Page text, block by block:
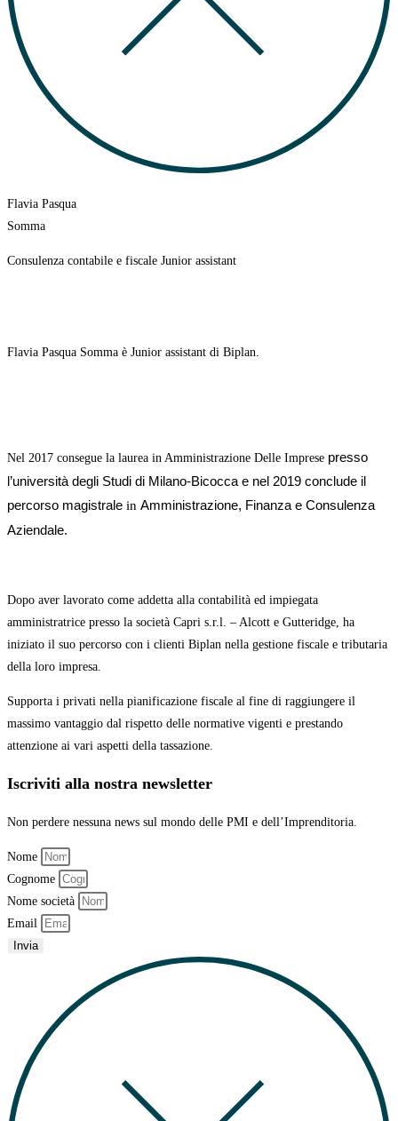
Flavia Pasqua
Somma
Consulenza contabile e fiscale Junior assistant
Flavia Pasqua Somma è Junior assistant di Biplan.
Nel 2017 consegue la laurea in Amministrazione Delle Imprese presso
l’università degli Studi di Milano-Bicocca e nel 2019 conclude il
percorso magistrale in Amministrazione, Finanza e Consulenza
Aziendale.
Dopo aver lavorato come addetta alla contabilità ed impiegata
amministratrice presso la società Capri s.r.l. – Alcott e Gutteridge, ha
iniziato il suo percorso con i clienti Biplan nella gestione fiscale e tributaria
della loro impresa.
Supporta i privati nella pianificazione fiscale al fine di raggiungere il
massimo vantaggio dal rispetto delle normative vigenti e prestando
attenzione ai vari aspetti della tassazione.
Iscriviti alla nostra newsletter
Non perdere nessuna news sul mondo delle PMI e dell’Imprenditoria.
Nome
Cognome
Nome società
Email
Invia